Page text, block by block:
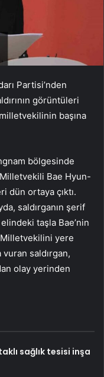
Partisi’nden
görüntüleri
başına
bölgesinde
Bae Hyun-
dün ortaya çıktı.
saldırganın şerif
taşla Bae’nin
Milletvekilini yere
saldırgan,
olay yerinden
sağlık tesisi inşa